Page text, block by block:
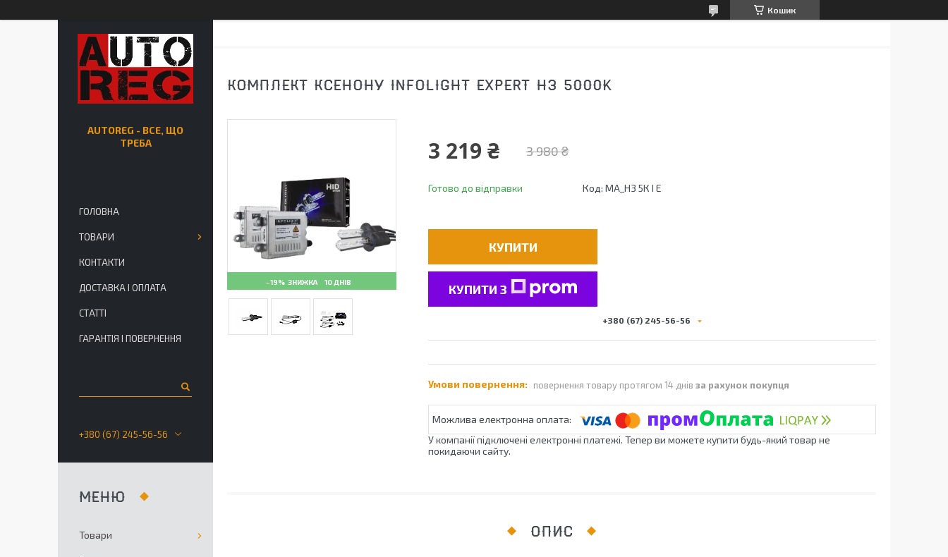
Кошик
КОМПЛЕКТ КСЕНОНУ INFOLIGHT EXPERT H3 5000K
–19% 10 ДНІВ
3 980 ₴
3 219 ₴
Готово до відправки Код: MA_Н3 5К I E
КУПИТИ
КУПИТИ З
+380 (67) 245-56-56
повернення товару протягом 14 днів за рахунок покупця
У компанії підключені електронні платежі. Тепер ви можете купити будь-який товар не
покидаючи сайту.
ОПИС
AUTOREG - ВСЕ, ЩО
ТРЕБА
ГОЛОВНА
ТОВАРИ
КОНТАКТИ
ДОСТАВКА І ОПЛАТА
СТАТТІ
ГАРАНТІЯ І ПОВЕРНЕННЯ
+380 (67) 245-56-56
Товари